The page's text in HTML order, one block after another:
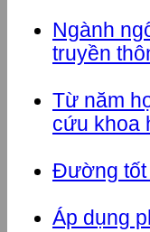
Ngành
truyền
Từ năm
cứu khoa
Đường tốt
Áp dụng